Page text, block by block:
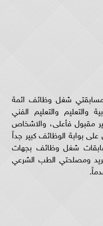
مسابقتي شغل وظائف ائمة
والتعليم والتعليم الفني
مقبول فأعلى، والاشخاص
على بوابة الوظائف كبير جداً
شغل وظائف بجهات
ومصلحتي الطب الشرعي